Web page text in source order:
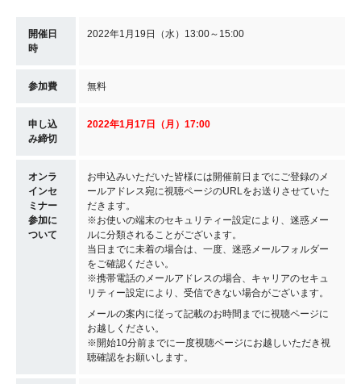
開催日
時
2022年1月19日（水）13:00～15:00
参加費 無料
申し込
み締切
2022年1月17日（月 ）17:00
オンラ
インセ
ミナー
参加に
ついて
お申込みいただいた皆様には開催前日までにご登録のメ
ールアドレス宛に視聴ページのURLをお送りさせていた
だきます。
※お使いの端末のセキュリティー設定により、迷惑メー
ルに分類されることがございます。
当日までに未着の場合は、一度、迷惑メールフォルダー
をご確認ください。
※携帯電話のメールアドレスの場合、キャリアのセキュ
リティー設定により、受信できない場合がございます。
メールの案内に従って記載のお時間までに視聴ページに
お越しください。
※開始10分前までに一度視聴ページにお越しいただき視
聴確認をお願いします。